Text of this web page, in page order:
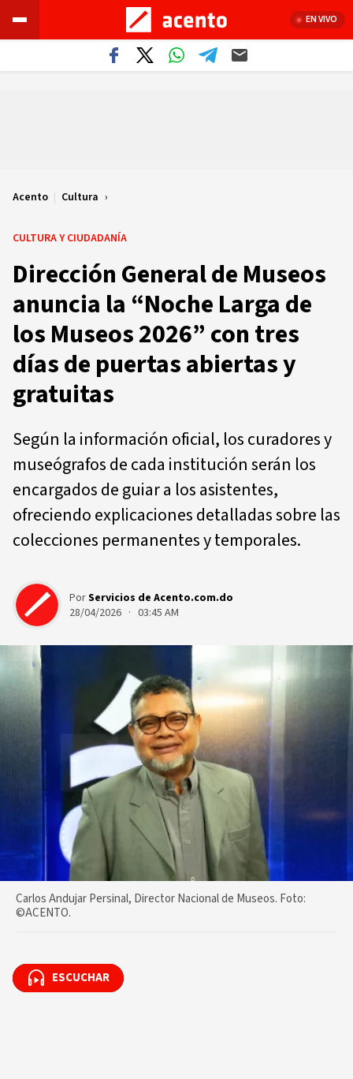
EN VIVO
Acento | Cultura
CULTURA Y CIUDADANÍA
Dirección General de Museos
anuncia la “Noche Larga de
los Museos 2026” con tres
días de puertas abiertas y
gratuitas
Según la información oficial, los curadores y
museógrafos de cada institución serán los
encargados de guiar a los asistentes,
ofreciendo explicaciones detalladas sobre las
colecciones permanentes y temporales.
PorServicios de Acento.com.do
28/04/2026 · 03:45 AM
Carlos Andujar Persinal, Director Nacional de Museos. Foto:
©️ACENTO.
ESCUCHAR
ESCUCHAR